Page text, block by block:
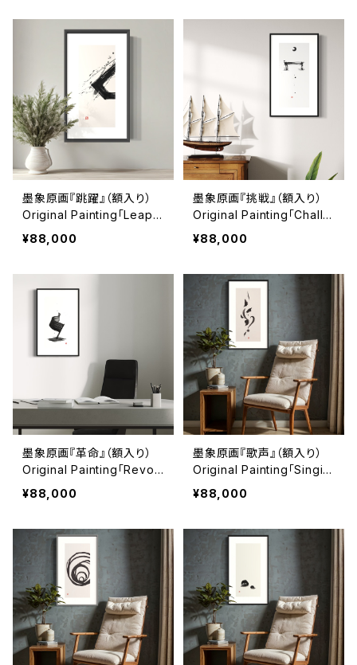
墨象原画『跳躍』（額入り）
Original Painting「Leap」
（Framed）
¥88,000
墨象原画『挑戦』（額入り）
Original Painting「Challe
nge」（Framed）
¥88,000
墨象原画『革命』（額入り）
Original Painting「Revol
ution」（Framed）
¥88,000
墨象原画『歌声』（額入り）
Original Painting「Singin
g」（Framed）
¥88,000